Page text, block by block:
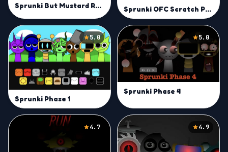
Sprunki But Mustard Remake Sprunki OFC Scratch Port
5.0
Sprunki Phase 1
5.0
Sprunki Phase 4
4.7 4.9